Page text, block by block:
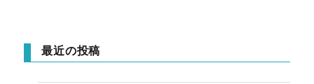
最近の投稿